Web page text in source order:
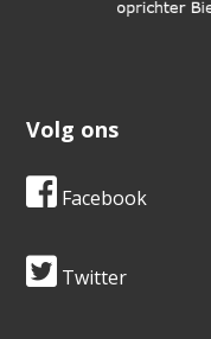
Volg ons
Facebook
Twitter